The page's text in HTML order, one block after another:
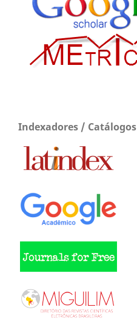
Indexadores / Catálogos